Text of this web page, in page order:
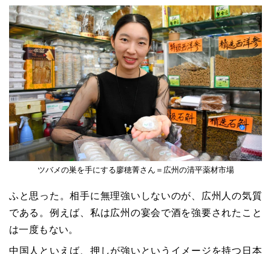
ツバメの巣を手にする廖穂菁さん＝広州の清平薬材市場
ふと思った。相手に無理強いしないのが、広州人の気質
である。例えば、私は広州の宴会で酒を強要されたこと
は一度もない。
中国人といえば、押しが強いというイメージを持つ日本